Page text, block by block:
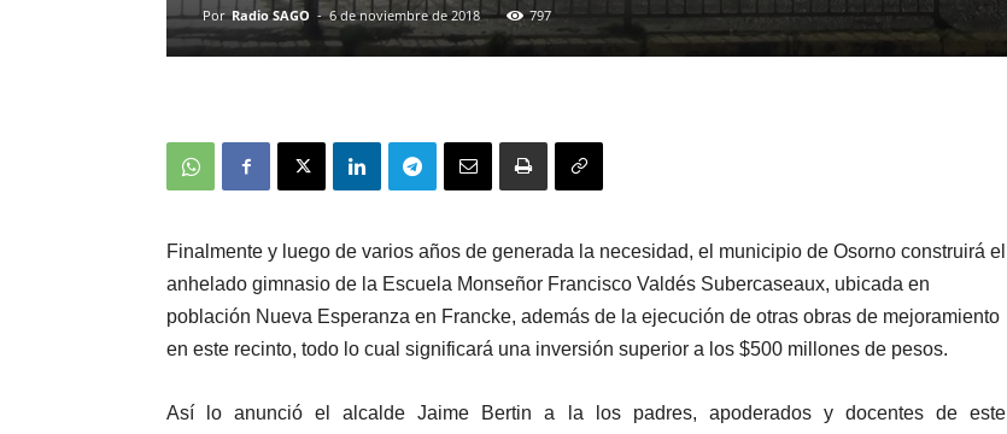
Por Radio SAGO - 6 de noviembre de 2018 797
Finalmente y luego de varios años de generada la necesidad, el municipio de Osorno construirá el
anhelado gimnasio de la Escuela Monseñor Francisco Valdés Subercaseaux, ubicada en
población Nueva Esperanza en Francke, además de la ejecución de otras obras de mejoramiento
en este recinto, todo lo cual significará una inversión superior a los $500 millones de pesos.
Así lo anunció el alcalde Jaime Bertin a la los padres, apoderados y docentes de este